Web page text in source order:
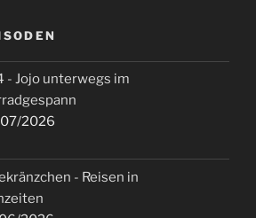
- Jojo unterwegs im
2026
- Reisen in